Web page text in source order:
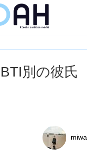
別の彼氏
miwa